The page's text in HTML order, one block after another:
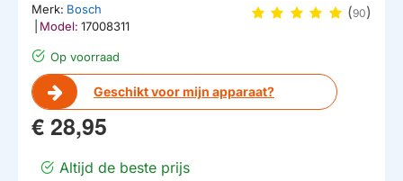
Op voorraad
Geschikt voor mijn apparaat?
Merk: Bosch
Model: 17008311
(90)
€ 28,95
Altijd de beste prijs